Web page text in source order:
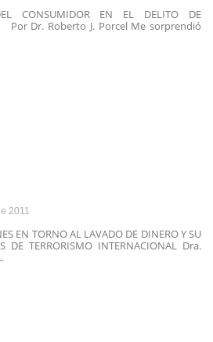
CONSUMIDOR EN EL DELITO DE
Por Dr. Roberto J. Porcel Me sorprendió
2011
EN TORNO AL LAVADO DE DINERO Y SU
DE TERRORISMO INTERNACIONAL Dra.